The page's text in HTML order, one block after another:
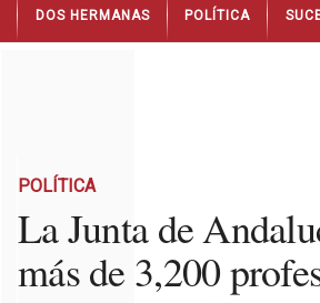
t
DOS HERMANAS POLÍTICA
POLÍTICA
La Junta de
más de 3,200